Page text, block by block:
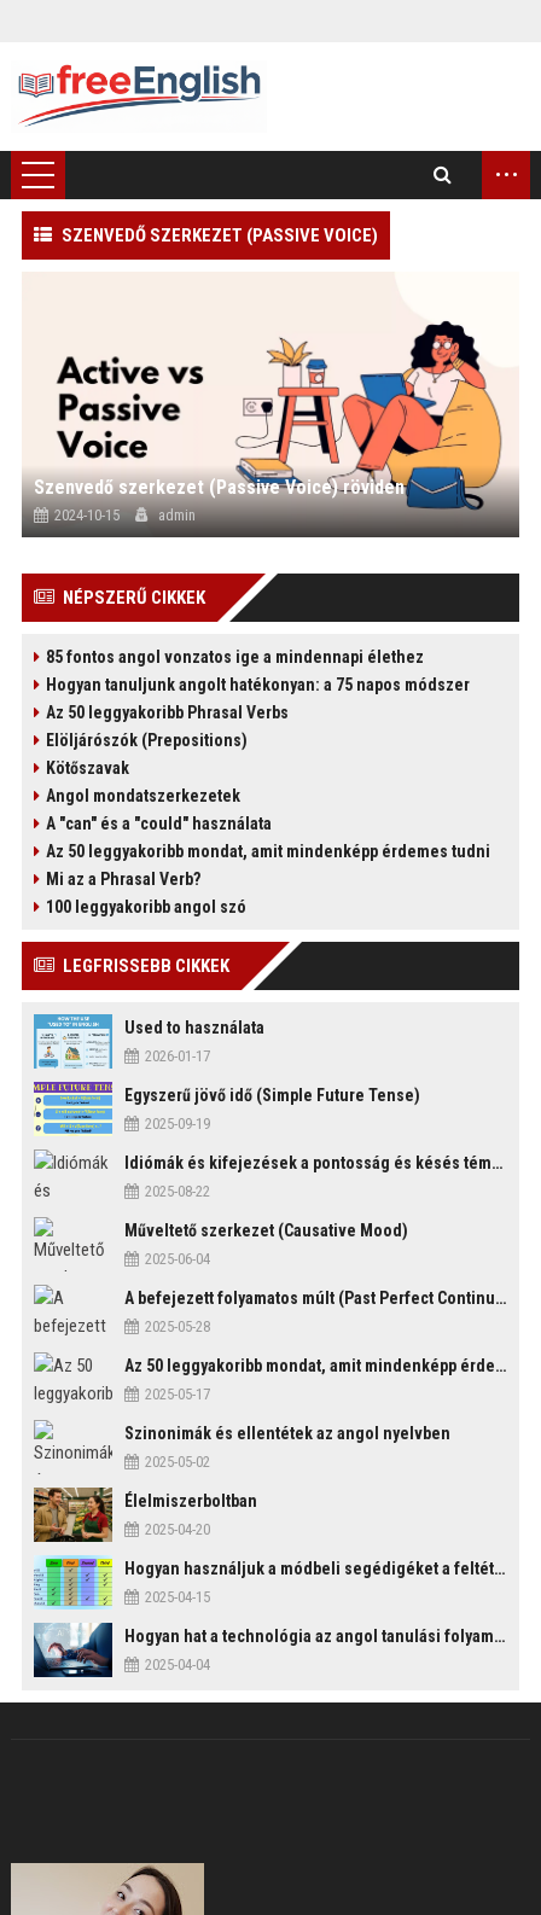
...
SZENVEDŐ SZERKEZET (PASSIVE VOICE)
Szenvedő szerkezet (Passive Voice) röviden
2024-10-15 admin
NÉPSZERŰ CIKKEK
85 fontos angol vonzatos ige a mindennapi élethez
Hogyan tanuljunk angolt hatékonyan: a 75 napos módszer
Az 50 leggyakoribb Phrasal Verbs
Elöljárószók (Prepositions)
Kötőszavak
Angol mondatszerkezetek
A "can" és a "could" használata
Az 50 leggyakoribb mondat, amit mindenképp érdemes tudni
Mi az a Phrasal Verb?
100 leggyakoribb angol szó
LEGFRISSEBB CIKKEK
Used to használata
2026-01-17
Egyszerű jövő idő (Simple Future Tense)
2025-09-19
Idiómák és kifejezések a pontosság és késés témakörében
2025-08-22
Műveltető szerkezet (Causative Mood)
2025-06-04
A befejezett folyamatos múlt (Past Perfect Continuous Tense)
2025-05-28
Az 50 leggyakoribb mondat, amit mindenképp érdemes tudni
2025-05-17
Szinonimák és ellentétek az angol nyelvben
2025-05-02
Élelmiszerboltban
2025-04-20
Hogyan használjuk a módbeli segédigéket a feltételes mondatszerkezetekben?
2025-04-15
Hogyan hat a technológia az angol tanulási folyamatokra?
2025-04-04